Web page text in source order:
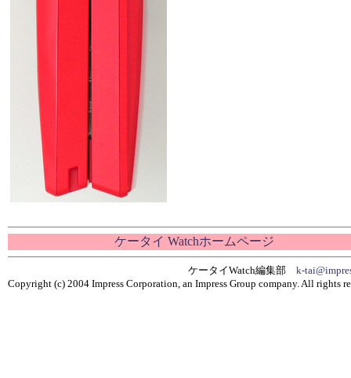
ケータイ Watchホームページ
ケータイWatch編集部 k-
Copyright (c) 2004 Impress Corporation, an Impress Group company. All rights